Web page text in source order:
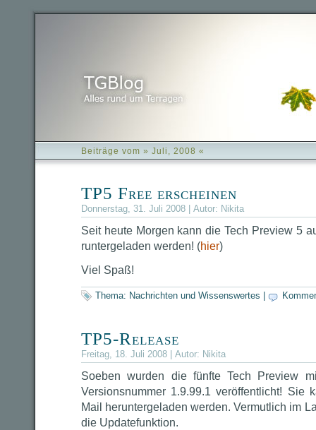
Beiträge vom » Juli, 2008 «
TP5 Free erscheinen
Donnerstag, 31. Juli 2008 | Autor: Nikita
Seit heute Morgen kann die Tech Preview 5
runtergeladen werden! (hier)
Viel Spaß!
Thema: Nachrichten und Wissenswertes
TP5-Release
Freitag, 18. Juli 2008 | Autor: Nikita
Soeben wurden die fünfte Tech Preview
Versionsnummer 1.9.99.1 veröffentlicht!
Mail heruntergeladen werden. Vermutlich im
die Updatefunktion.